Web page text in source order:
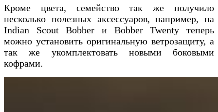
Кроме цвета, семейство так же получило
несколько полезных аксессуаров, например, на
Indian Scout Bobber и Bobber Twenty теперь
можно установить оригинальную ветрозащиту, а
так же укомплектовать новыми боковыми
кофрами.